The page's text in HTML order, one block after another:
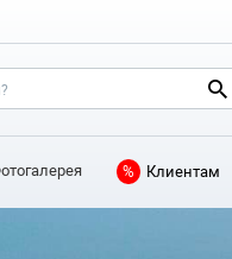
% Клиентам